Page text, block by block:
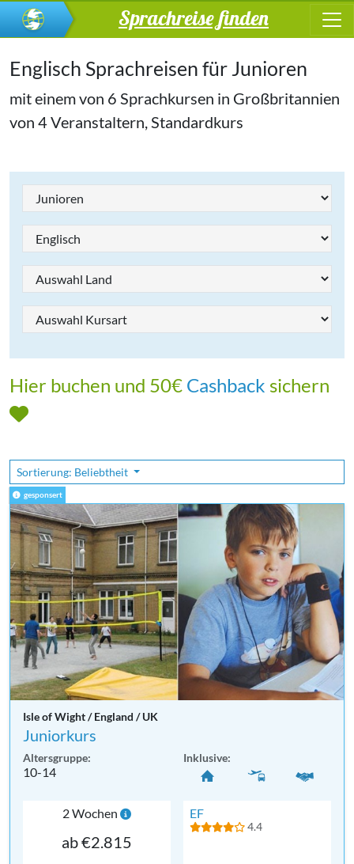
Sprachreise finden
Englisch Sprachreisen für Junioren
mit einem von 6 Sprachkursen in Großbritannien
von 4 Veranstaltern, Standardkurs
Hier buchen und 50€ Cashback sichern
Sortierung: Beliebtheit
gesponsert
Isle of Wight / England / UK
Juniorkurs
Altersgruppe:
10-14
Inklusive:
2 Wochen
ab €2.815
EF
4.4